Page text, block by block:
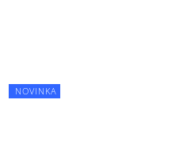
NOVINKA